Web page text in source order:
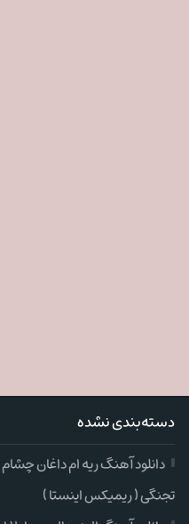
دسته‌بندی نشده
دانلود آهنگ ریه ام داغان
تجنگی ( ریمیکس اینستا )